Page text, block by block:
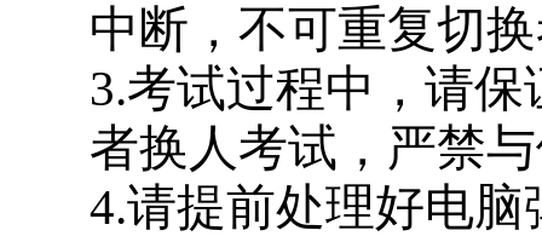
中断，不可重复切
3.考试过程中，请
者换人考试，严禁
4.请提前处理好电